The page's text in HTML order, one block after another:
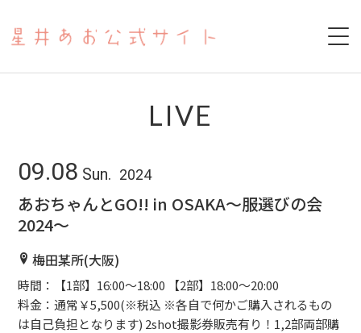
SCHEDULE
17LIVE
LIVE
09.08 Sun. 2024
あおちゃんとGO!! in OSAKA〜服選びの会
2024〜
梅田某所(大阪)
時間：【1部】16:00〜18:00 【2部】18:00〜20:00
料金：通常￥5,500(※税込 ※各自で何かご購入されるもの
は自己負担となります) 2shot撮影券販売有り！1,2部両部購